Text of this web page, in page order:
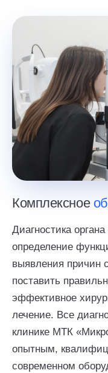
Комплексное
Диагностика
определение
выявления причин
поставить
эффективное
лечение. Все
клинике МТК
опытным,
современном